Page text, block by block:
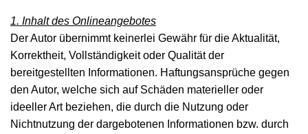
1. Inhalt des Onlineangebotes
Der Autor übernimmt keinerlei Gewähr für die Aktualität,
Korrektheit, Vollständigkeit oder Qualität der
bereitgestellten Informationen. Haftungsansprüche gegen
den Autor, welche sich auf Schäden materieller oder
ideeller Art beziehen, die durch die Nutzung oder
Nichtnutzung der dargebotenen Informationen bzw. durch